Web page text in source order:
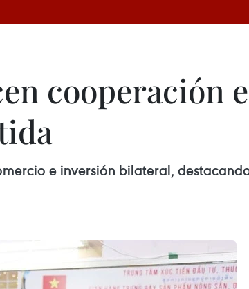
cooperación
e inversión bilateral,